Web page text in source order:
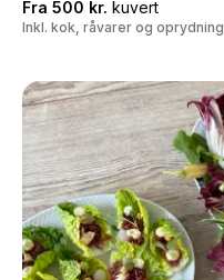
Fra 500 kr. kuvert
Inkl. kok, råvarer og oprydning